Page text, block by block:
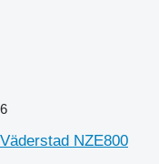
6
Väderstad NZE800